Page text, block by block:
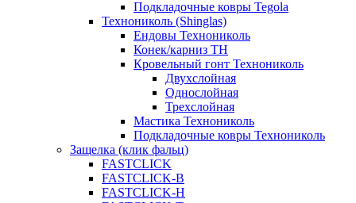
Подкладочные ковры Tegola
Технониколь (Shinglas)
Ендовы Технониколь
Конек/карниз ТН
Кровельный гонт Технониколь
Двухслойная
Однослойная
Трехслойная
Мастика Технониколь
Подкладочные ковры Технониколь
Защелка (клик фальц)
FASTCLICK
FASTCLICK-B
FASTCLICK-H